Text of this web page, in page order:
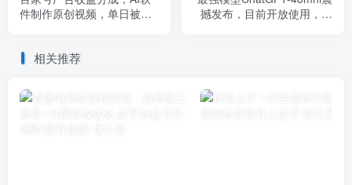
件制作原创视频，单日被动
撼发布，目前开放使用，普
相关推荐